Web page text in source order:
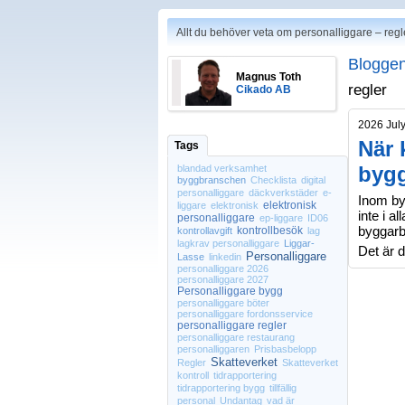
Allt du behöver veta om personalliggare –
Magnus Toth
Cikado AB
Tags
blandad verksamhet
byggbranschen Checklista digital
personalliggare däckverkstäder e-
liggare elektronisk elektronisk
personalliggare ep-liggare ID06
kontrollavgift kontrollbesök lag
lagkrav personalliggare Liggar-
Lasse linkedin Personalliggare
personalliggare 2026
personalliggare 2027
Personalliggare bygg
personalliggare böter
personalliggare fordonsservice
personalliggare regler
personalliggare restaurang
personalliggaren Prisbasbelopp
Regler Skatteverket Skatteverket
kontroll tidrapportering
tidrapportering bygg tillfällig
personal Undantag vad är
regler
2026
När
Inom
inte i
Det är